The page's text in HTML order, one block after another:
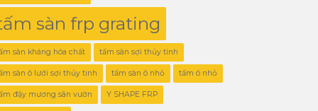
sàn frp grating
sàn kháng hóa chất tấm sàn sợi thủy tinh
sàn ô lưới sợi thủy tinh tấm sàn ô nhỏ tấm ô nhỏ
đậy mương sân vườn Y SHAPE FRP